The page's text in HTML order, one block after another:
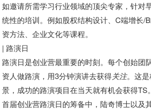
如邀请所需学习行业领域的顶尖专家，针对
统性的培训。例如股权结构设计、C端增长/
资方法、企业文化等课程。
| 路演日
路演日是创业营最重要的时刻。每个创始团
资人做路演，用3分钟演讲去获得关注。这
景，成功的路演项目在当天就有机会获得TS。
首届创业营路演日的筹备中，陆奇博士以及